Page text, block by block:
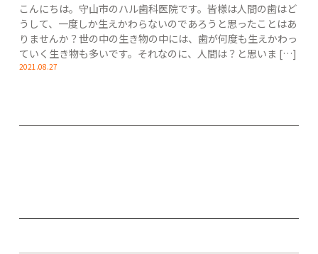
こんにちは。守山市のハル歯科医院です。皆様は人間の歯はど
うして、一度しか生えかわらないのであろうと思ったことはあ
りませんか？世の中の生き物の中には、歯が何度も生えかわっ
ていく生き物も多いです。それなのに、人間は？と思いま […]
2021.08.27